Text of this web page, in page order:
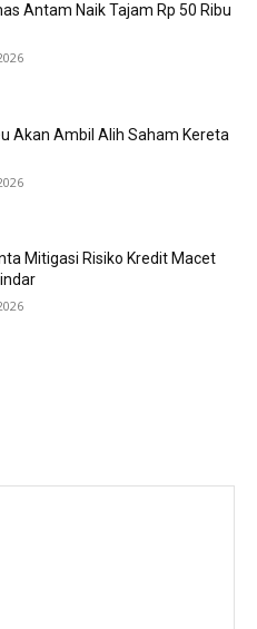
Antam Naik Tajam Rp 50 Ribu
Akan Ambil Alih Saham Kereta
Mitigasi Risiko Kredit Macet